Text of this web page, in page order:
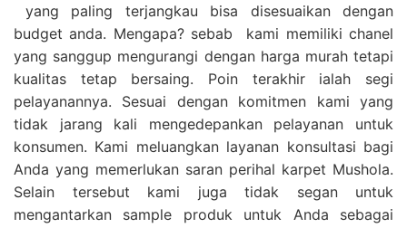
yang paling terjangkau bisa disesuaikan dengan
budget anda. Mengapa? sebab kami memiliki chanel
yang sanggup mengurangi dengan harga murah tetapi
kualitas tetap bersaing. Poin terakhir ialah segi
pelayanannya. Sesuai dengan komitmen kami yang
tidak jarang kali mengedepankan pelayanan untuk
konsumen. Kami meluangkan layanan konsultasi bagi
Anda yang memerlukan saran perihal karpet Mushola.
Selain tersebut kami juga tidak segan untuk
mengantarkan sample produk untuk Anda sebagai